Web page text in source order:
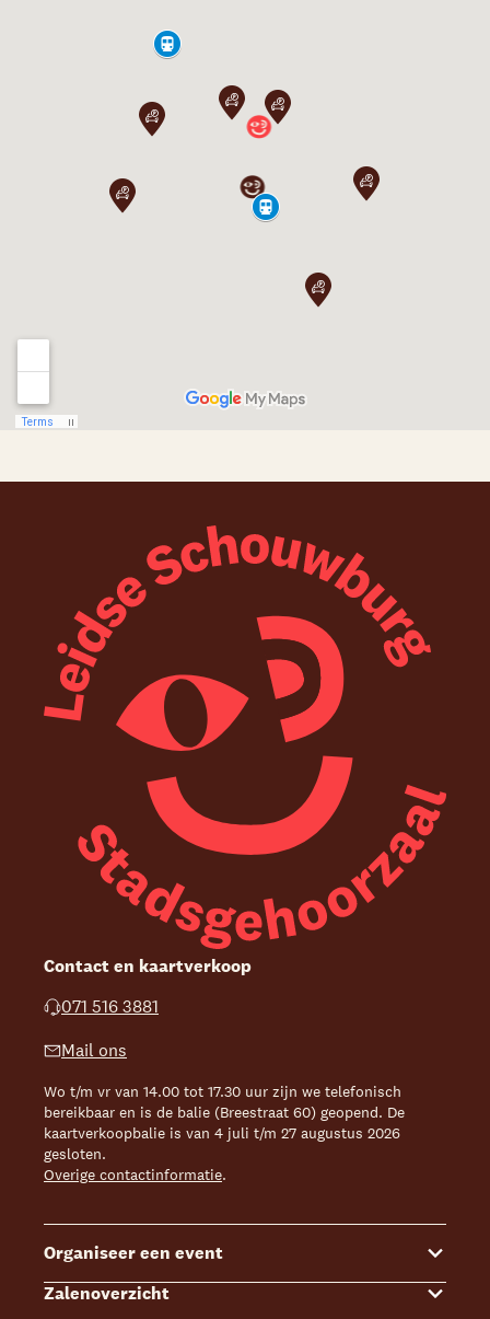
Contact en kaartverkoop
071 516 3881
Mail ons
Wo t/m vr van 14.00 tot 17.30 uur zijn we telefonisch
bereikbaar en is de balie (Breestraat 60) geopend. De
kaartverkoopbalie is van 4 juli t/m 27 augustus 2026
gesloten.
Overige contactinformatie.
Organiseer een event
Congressen & Symposia
Zalenoverzicht